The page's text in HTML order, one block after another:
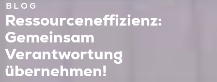
BLOG
Ressourceneffizienz:
Gemeinsam
Verantwortung
übernehmen!